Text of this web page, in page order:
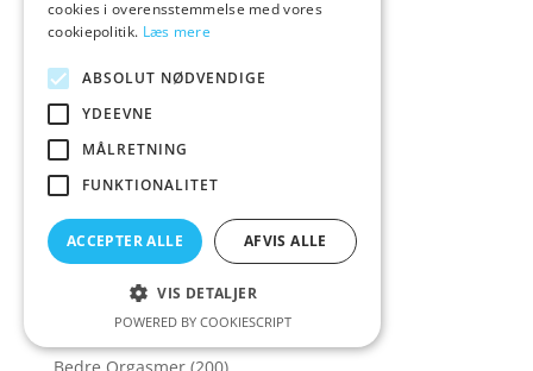
BDSM Udstyr (162)
Beauments
Beauty Night (20)
Bedøvende Glidecreme
Bedøvende Kondomer
Bedre Analsex (66)
Bedre Analsex til Kvinder (5)
Bedre Analsex til Mænd (27)
Bedre Erektion (55)
Bedre Oralsex (58)
cookies i overensstemmelse med vores
cookiepolitik. Læs mere
ABSOLUT NØDVENDIGE
YDEEVNE
MÅLRETNING
FUNKTIONALITET
ACCEPTER ALLE AFVIS ALLE
VIS DETALJER
POWERED BY COOKIESCRIPT